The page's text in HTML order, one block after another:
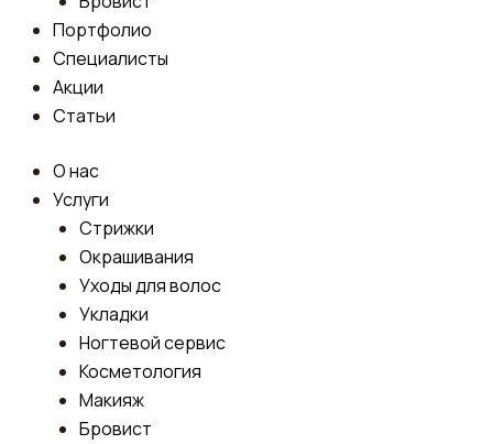
Портфолио
Специалисты
Акции
Статьи
О нас
Услуги
Стрижки
Окрашивания
Уходы для волос
Укладки
Ногтевой сервис
Косметология
Макияж
Бровист